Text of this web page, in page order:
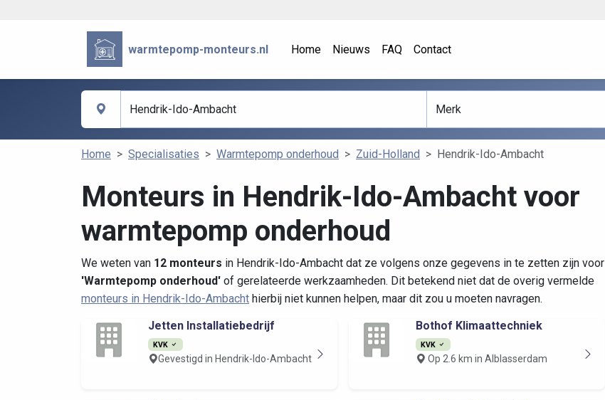
warmtepomp-monteurs.nl Home Nieuws FAQ Contact
Home Specialisaties Warmtepomp onderhoud Zuid-Holland Hendrik-Ido-Ambacht
Monteurs in Hendrik-Ido-Ambacht voor
warmtepomp onderhoud
We weten van 12 monteurs in Hendrik-Ido-Ambacht dat ze volgens onze gegevens in te zetten zijn voor
'Warmtepomp onderhoud' of gerelateerde werkzaamheden. Dit betekend niet dat de overig vermelde
monteurs in Hendrik-Ido-Ambacht hierbij niet kunnen helpen, maar dit zou u moeten navragen.
Jetten Installatiebedrijf
KVK
Gevestigd in Hendrik-Ido-Ambacht
Bothof Klimaattechniek
KVK
Op 2.6 km in Alblasserdam